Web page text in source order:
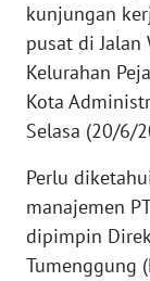
kunjungan
pusat di Jalan
Kelurahan
Kota
Selasa (20/6/
Perlu
manajemen
dipimpin
Tumenggung
JAKARTA
WN
JABAR
BANTEN
WN
NTT